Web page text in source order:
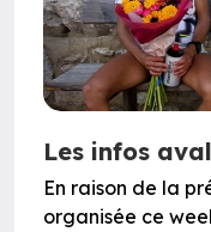
Les infos
En raison de la
organisée ce